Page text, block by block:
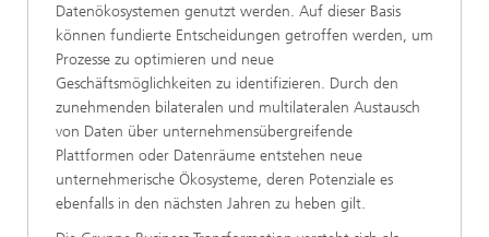
Datenökosystemen genutzt werden. Auf dieser Basis
können fundierte Entscheidungen getroffen werden, um
Prozesse zu optimieren und neue
Geschäftsmöglichkeiten zu identifizieren. Durch den
zunehmenden bilateralen und multilateralen Austausch
von Daten über unternehmensübergreifende
Plattformen oder Datenräume entstehen neue
unternehmerische Ökosysteme, deren Potenziale es
ebenfalls in den nächsten Jahren zu heben gilt.